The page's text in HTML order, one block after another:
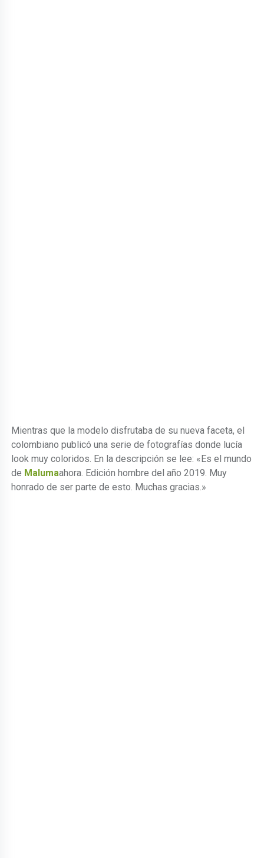
Mientras que la modelo disfrutaba de su nueva faceta, el
colombiano publicó una serie de fotografías donde lucía
look muy coloridos. En la descripción se lee: «Es el mundo
de Malumaahora. Edición hombre del año 2019. Muy
honrado de ser parte de esto. Muchas gracias.»